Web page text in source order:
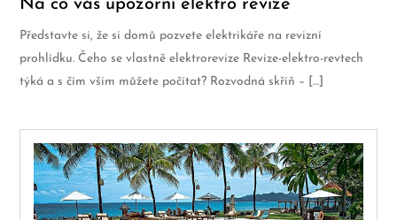
Na co vás upozorní elektro revize
Představte si, že si domů pozvete elektrikáře na revizní
prohlídku. Čeho se vlastně elektrorevize Revize-elektro-revtech
týká a s čím vším můžete počítat? Rozvodná skříň – […]